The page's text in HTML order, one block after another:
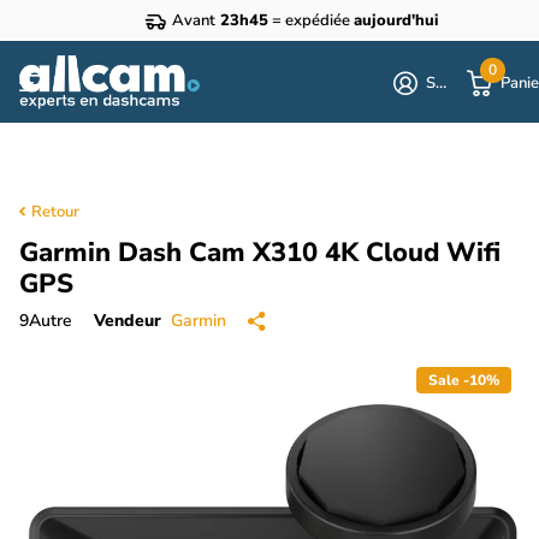
Avant 23h45= expédiéeaujourd'hui
S'identifier
0
Retour
Garmin Dash Cam X310 4K Cloud Wifi
GPS
9Autre Vendeur Garmin
Sale -10%